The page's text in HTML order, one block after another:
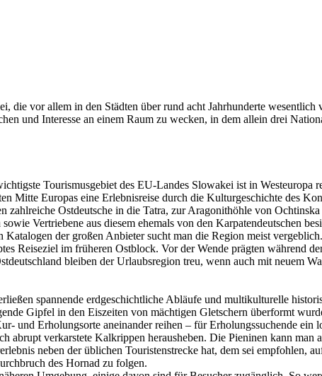
vor allem in den Städten über rund acht Jahrhunderte wesentlich
und Interesse an einem Raum zu wecken, in dem allein drei
Tourismusgebiet des EU-Landes Slowakei ist in
Mitte Europas eine Erlebnisreise durch die Kulturgeschichte des
zahlreiche Ostdeutsche in die Tatra, zur Aragonithöhle von
Vertriebene aus diesem ehemals von den Karpatendeutschen
der großen Anbieter sucht man die Region meist vergeblich.
Reiseziel im früheren Ostblock. Vor der Wende prägten während
bleiben der Urlaubsregion treu, wenn auch mit neuem
spannende erdgeschichtliche Abläufe und multikulturelle
Gipfel in den Eiszeiten von mächtigen Gletschern überformt
und Erholungsorte aneinander reihen – für Erholungssuchende ein
abrupt verkarstete Kalkrippen herausheben. Die Pieninen kann man
neben der üblichen Touristenstrecke hat, dem sei empfohlen,
des Hornad zu folgen.